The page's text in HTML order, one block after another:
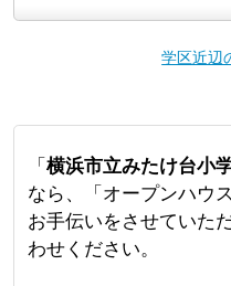
学区近辺
「 横浜市立みたけ台小
なら、「オープンハウ
お手伝いをさせていた
わせください。